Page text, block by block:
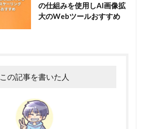
の仕組みを使用しAI画像拡
大のWebツールおすすめ
この記事を書いた人